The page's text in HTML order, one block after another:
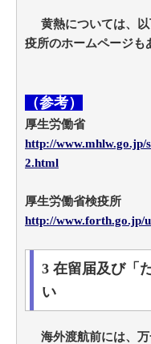
黄熱については、以
疫所のホームページも
（参考）
厚生労働省
http://www.mhlw.go.jp/
2.html
厚生労働省検疫所
http://www.forth.go.jp/
3 在留届及び「
い
海外渡航前には、万